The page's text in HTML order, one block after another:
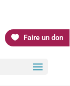
Faire un don